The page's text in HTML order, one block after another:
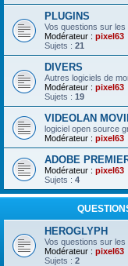
PLUGINS
Vos questions sur les
Modérateur : pixel63
Sujets : 21
DIVERS
Autres logiciels de
Modérateur : pixel63
Sujets : 19
VIDEOLAN
logiciel open source
Modérateur : pixel63
ADOBE
Modérateur : pixel63
Sujets : 4
HEROGLYPH
Vos questions sur les
Modérateur : pixel63
Sujets : 2